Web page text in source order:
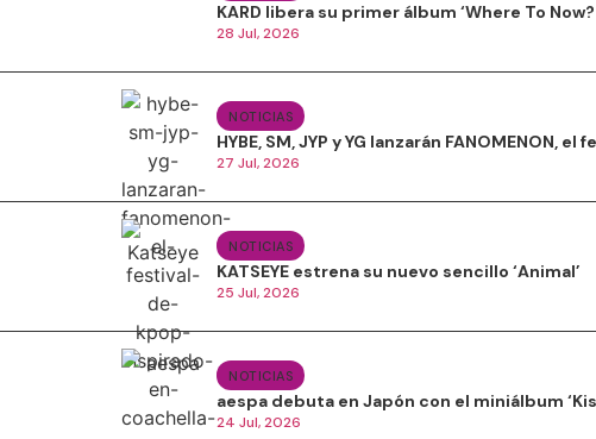
KARD libera su primer álbum ‘Where To
28 Jul, 2026
NOTICIAS
HYBE, SM, JYP y YG lanzarán
27 Jul, 2026
NOTICIAS
KATSEYE estrena su nuevo sencillo ‘Animal’
25 Jul, 2026
NOTICIAS
aespa debuta en Japón con el miniálbum
24 Jul, 2026